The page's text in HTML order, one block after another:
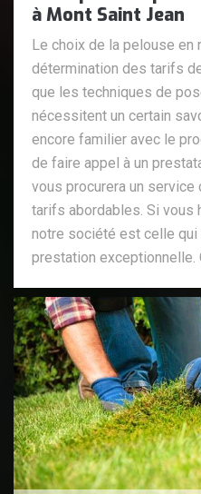
à Mont Saint Jean
Le choix de la pelouse en
détermination des tarifs
que les techniques de
nécessitent un certain
encore familier avec le
de faire appel à un
vous procurera un
tarifs abordables. Si vous
notre société est celle qui
prestation exceptionnelle.